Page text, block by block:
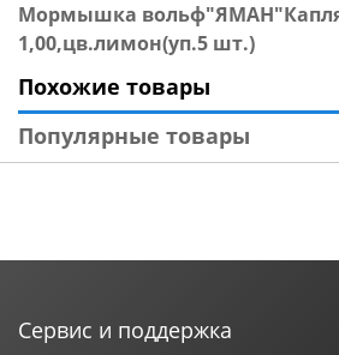
Мормышка вольф"ЯМАН"Капля
1,00,цв.лимон(уп.5 шт.)
Похожие товары
Популярные товары
Сервис и поддержка